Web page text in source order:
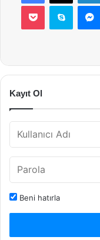
Pocket Skype
Kayıt Ol
Beni hatırla